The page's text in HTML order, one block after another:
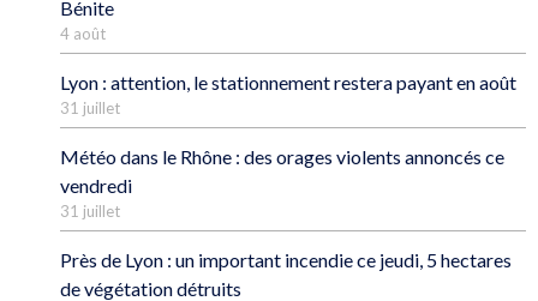
Bénite
4 août
Lyon : attention, le stationnement restera payant en août
31 juillet
Météo dans le Rhône : des orages violents annoncés ce
vendredi
31 juillet
Près de Lyon : un important incendie ce jeudi, 5 hectares
de végétation détruits